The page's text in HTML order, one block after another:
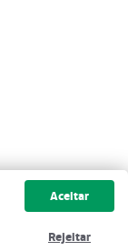
Aceitar
Rejeitar